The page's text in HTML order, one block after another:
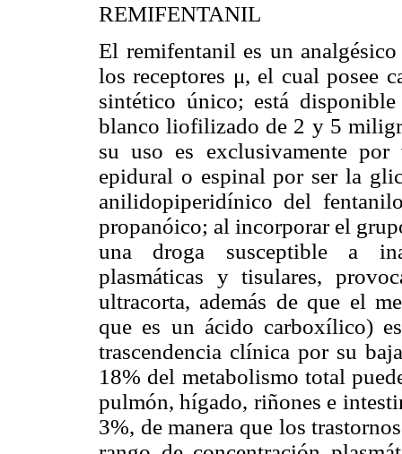
REMIFENTANIL
El remifentanil es un
los receptores μ, el cual posee
sintético único; está
blanco liofilizado de 2 y 5
su uso es exclusivamente
epidural o espinal por ser la
anilidopiperidínico del
propanóico; al incorporar el
una droga susceptible a
plasmáticas y tisulares,
ultracorta, además de que el
que es un ácido carboxílico)
trascendencia clínica por su
18% del metabolismo total
pulmón, hígado, riñones e
3%, de manera que los